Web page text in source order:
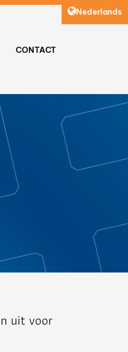
Nederlands
CONTACT
uit voor